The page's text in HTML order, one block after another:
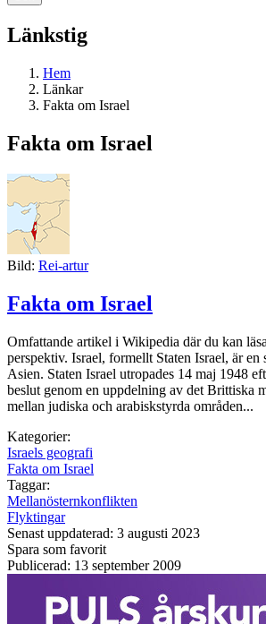
Länkstig
Hem
Länkar
Fakta om Israel
Fakta om Israel
Bild: Rei-artur
Fakta om Israel
Omfattande artikel i Wikipedia där du kan
perspektiv. Israel, formellt Staten Israel, är en
Asien. Staten Israel utropades 14 maj 1948
beslut genom en uppdelning av det Brittiska
mellan judiska och arabiskstyrda områden...
Kategorier:
Israels geografi
Fakta om Israel
Taggar:
Mellanösternkonflikten
Flyktingar
Senast uppdaterad: 3 augusti 2023
Spara som favorit
Publicerad: 13 september 2009